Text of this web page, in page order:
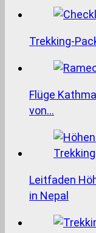
Trekking-
Flüge
von…
Leitfaden
in Nepal